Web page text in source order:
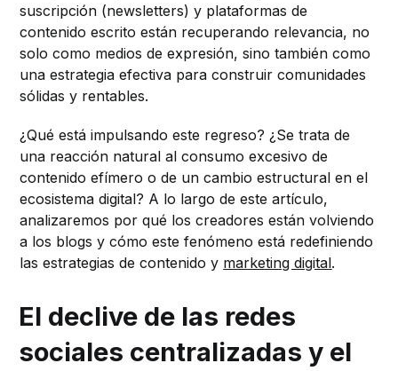
suscripción (newsletters) y plataformas de
contenido escrito están recuperando relevancia, no
solo como medios de expresión, sino también como
una estrategia efectiva para construir comunidades
sólidas y rentables.
¿Qué está impulsando este regreso? ¿Se trata de
una reacción natural al consumo excesivo de
contenido efímero o de un cambio estructural en el
ecosistema digital? A lo largo de este artículo,
analizaremos por qué los creadores están volviendo
a los blogs y cómo este fenómeno está redefiniendo
las estrategias de contenido y marketing digital.
El declive de las redes
sociales centralizadas y el